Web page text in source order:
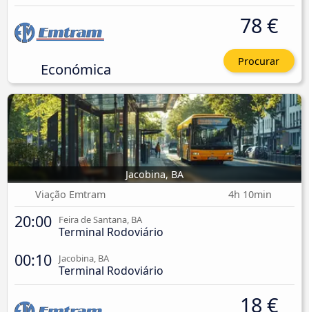
Económica
78 €
Procurar
Jacobina, BA
Viação Emtram
4h 10min
20:00 Feira de Santana, BA
Terminal Rodoviário
00:10 Jacobina, BA
Terminal Rodoviário
18 €